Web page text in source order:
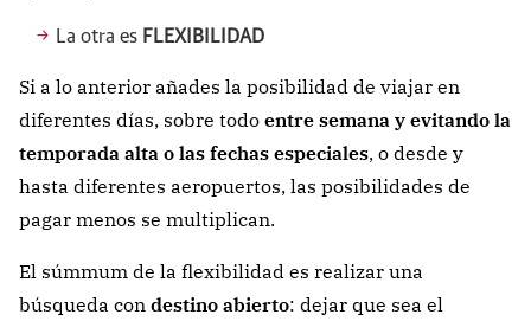
La otra es FLEXIBILIDAD
Si a lo anterior añades la posibilidad de viajar en
diferentes días, sobre todo entre semana y evitando la
temporada alta o las fechas especiales, o desde y
hasta diferentes aeropuertos, las posibilidades de
pagar menos se multiplican.
El súmmum de la flexibilidad es realizar una
búsqueda con destino abierto: dejar que sea el